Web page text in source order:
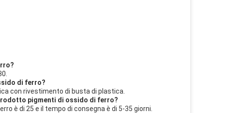
di ferro?
con rivestimento di busta di plastica.
pigmenti di ossido di ferro?
è di 25 e il tempo di consegna è di 5-35 giorni.